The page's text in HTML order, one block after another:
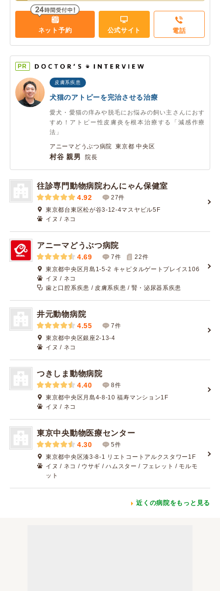
ネット予約 公式サイト 電話
PR
皮膚系疾患
犬猫のアトピーを完治させる治療
愛犬・愛猫の痒みや脱毛にお悩みの飼い主さんにおす
すめ！アトピー性皮膚炎を根本治療する「減感作療
法」
アニーマどうぶつ病院 東京都 中央区
村谷 親男 院長
往診専門動物病院わんにゃん保健室
4.92
27件
東京都台東区松が谷3-12-4マスヤビル5F
イヌ / ネコ
アニーマどうぶつ病院
4.69 7件 22件
東京都中央区月島1-5-2 キャピタルゲートプレイス106
イヌ / ネコ
歯と口腔系疾患 / 皮膚系疾患 / 腎・泌尿器系疾患
井元動物病院
4.55
7件
東京都中央区銀座2-13-4
イヌ / ネコ
つきしま動物病院
4.40
8件
東京都中央区月島4-8-10 福寿マンション1F
イヌ / ネコ
東京中央動物医療センター
4.30
5件
東京都中央区湊3-8-1 リエトコートアルクスタワー1F
イヌ / ネコ / ウサギ / ハムスター / フェレット / モルモ
ット
近くの病院をもっと見る